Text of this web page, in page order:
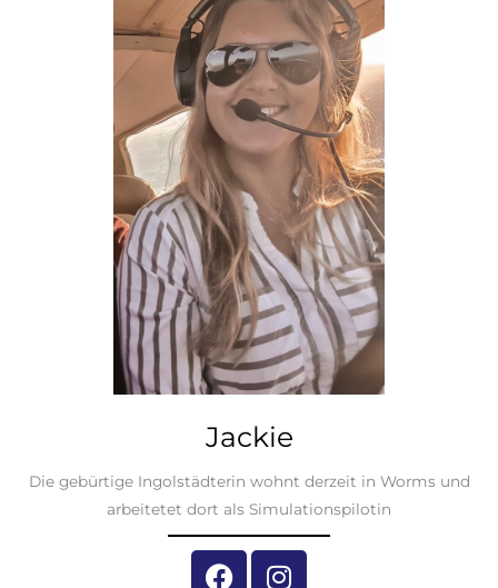
Jackie
Die gebürtige Ingolstädterin wohnt derzeit in Worms und
arbeitetet dort als Simulationspilotin